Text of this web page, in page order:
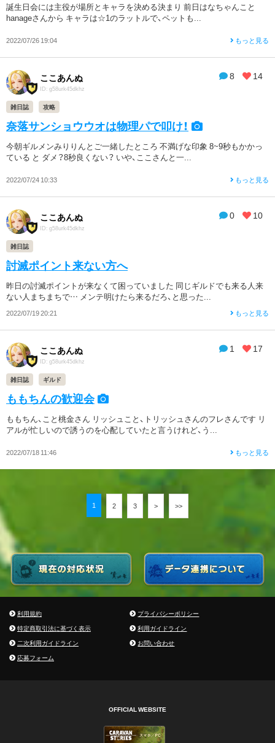
誕生日会には主役が場所とキャラを決める決まり 前日はなちゃんこと
hanageさんから キャラは☆1のラットルで、ペットも...
2022/07/26 19:04 もっと見る
8 14
ここあんぬ
ID: g58urk45dkhz
雑日誌 攻略
奈落サンショウウオは物理パで叩け！
今朝ギルメンみりりんとご一緒したところ 不満げな印象 8~9秒もかかっ
ている と ダメ？8秒良くない？ いや、ここさんと一...
2022/07/24 10:33 もっと見る
0 10
ここあんぬ
ID: g58urk45dkhz
雑日誌
討滅ポイント来ない方へ
昨日の討滅ポイントが来なくて困っていました 同じギルドでも来る人来
ない人まちまちで… メンテ明けたら来るだろ、と思った...
2022/07/19 20:21 もっと見る
1 17
ここあんぬ
ID: g58urk45dkhz
雑日誌 ギルド
ももちんの歓迎会
ももちん、こと桃金さん リッシュこと、トリッシュさんのフレさんです リ
アルが忙しいので誘うのを心配していたと言うけれど、う...
2022/07/18 11:46 もっと見る
1 2 3 > >>
利用規約
プライバシーポリシー
特定商取引法に基づく表示
利用ガイドライン
二次利用ガイドライン
お問い合わせ
応募フォーム
OFFICIAL WEBSITE